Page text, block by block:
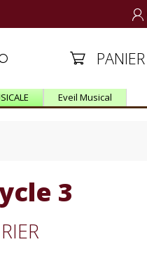

 PANIER
Eveil Musical
3